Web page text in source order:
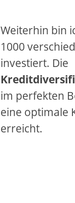
Weiterhin bin
1000
investiert. Die
im perfekten
eine optimale
erreicht.